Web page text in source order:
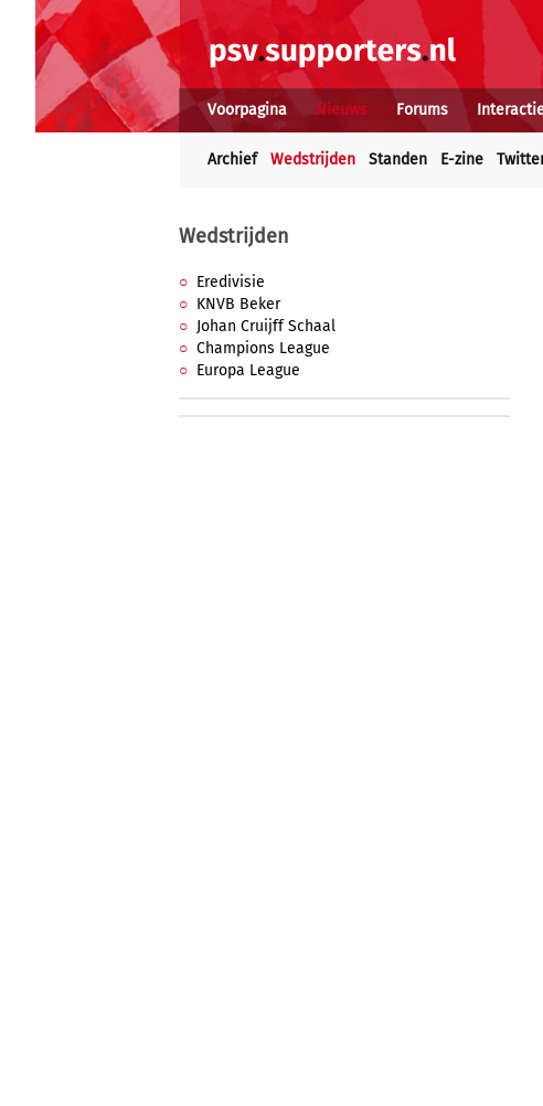
Voorpagina Nieuws Forums
Archief Wedstrijden Standen E-zine
Wedstrijden
Eredivisie
KNVB Beker
Johan Cruijff Schaal
Champions League
Europa League